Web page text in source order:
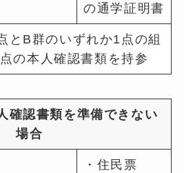
の通学証明書
とB群のいずれか1点の組
の本人確認書類を持参
確認書類を準備できない
場合
・住民票